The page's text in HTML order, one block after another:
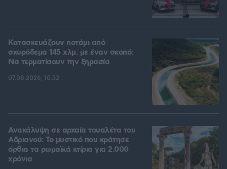
Κατασκευάζουν ποτάμι από
σκυρόδεμα 145 χλμ. με έναν σκοπό:
Να τερματίσουν την ξηρασία
07.08.2026, 10:32
Ανακάλυψη σε αρχαία τουαλέτα του
Αδριανού: Το μυστικό που κράτησε
όρθια τα ρωμαϊκά κτίρια για 2.000
χρόνια